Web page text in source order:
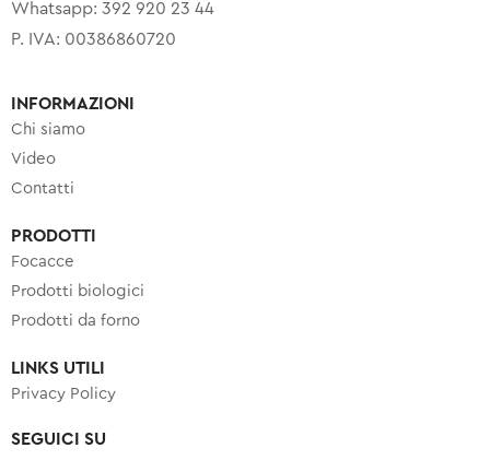
Whatsapp: 392 920 23 44
P. IVA: 00386860720
INFORMAZIONI
Chi siamo
Video
Contatti
PRODOTTI
Focacce
Prodotti biologici
Prodotti da forno
LINKS UTILI
Privacy Policy
SEGUICI SU